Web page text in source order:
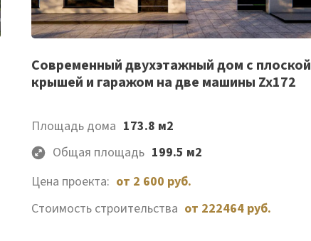
Список
желаемого
Cовременный двухэтажный дом с плоской
крышей и гаражом на две машины Zx172
Площадь дома 173.8 м2
Общая площадь 199.5 м2
Цена проекта: от 2 600 руб.
Стоимость строительства от 222464 руб.